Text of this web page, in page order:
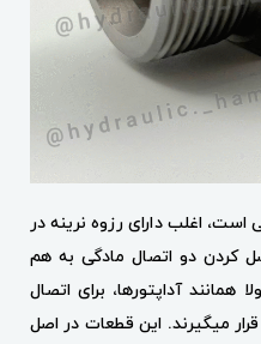
اغلب دارای رزوه نرینه در
کردن دو اتصال مادگی به هم
همانند آداپتورها، برای اتصال
میگیرند. این قطعات در اصل